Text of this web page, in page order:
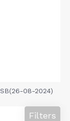
08-2024)
Filters